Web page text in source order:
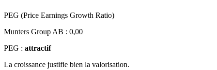
PEG (Price Earnings Growth Ratio)
Munters Group AB : 0,00
PEG : attractif
La croissance justifie bien la valorisation.